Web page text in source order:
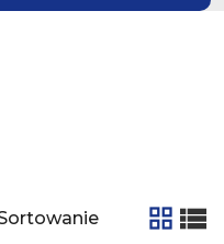
tabela